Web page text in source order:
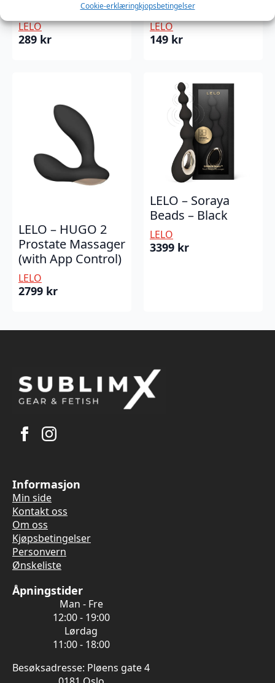
Cookie-erklæringkjopsbetingelser
Condoms 12 Pack
LELO
289 kr
Condoms 3 Pack
LELO
149 kr
LELO – HUGO 2
Prostate Massager
(with App Control)
LELO
2799 kr
LELO – Soraya
Beads – Black
LELO
3399 kr
Informasjon
Min side
Kontakt oss
Om oss
Kjøpsbetingelser
Personvern
Ønskeliste
Åpningstider
Man - Fre
12:00 - 19:00
Lørdag
11:00 - 18:00
Besøksadresse: Pløens gate 4